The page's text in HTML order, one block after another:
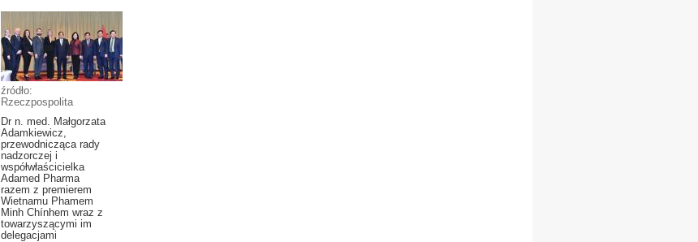
źródło:
Rzeczpospolita
Dr n. med. Małgorzata
Adamkiewicz,
przewodnicząca rady
nadzorczej i
współwłaścicielka
Adamed Pharma
razem z premierem
Wietnamu Phamem
Minh Chínhem wraz z
towarzyszącymi im
delegacjami